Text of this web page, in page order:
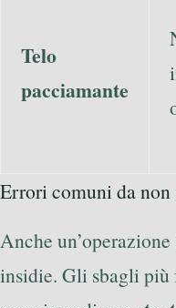
Telo
pacciamante
Errori comuni da non
Anche
insidie. Gli sbagli